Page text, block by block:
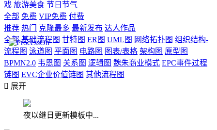
戏 旅游美食 节日节气
全部 免费 VIP免费 付费
推荐 热门 克隆最多 最新发布 达人作品
全部 基础流程图 甘特图 ER图 UML图 网络拓扑图 组织结构-
流程图 泳道图 平面图 电路图 图表/表格 架构图 原型图
BPMN2.0 韦恩图 关系图 逻辑图 魏朱商业模式 EPC事件过程
链图 EVC企业价值链图 其他流程图
 展开
夜以继日更新模板中...